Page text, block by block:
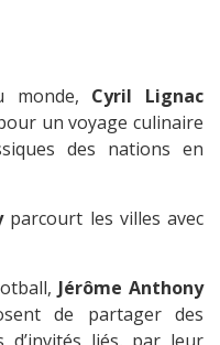
monde, Cyril Lignac
un voyage culinaire
des nations en
parcourt les villes avec
Jérôme Anthony
de partager des